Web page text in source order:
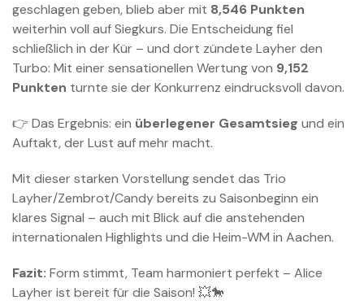
geschlagen geben, blieb aber mit 8,546 Punkten
weiterhin voll auf Siegkurs. Die Entscheidung fiel
schließlich in der Kür – und dort zündete Layher den
Turbo: Mit einer sensationellen Wertung von 9,152
Punkten turnte sie der Konkurrenz eindrucksvoll davon.
👉 Das Ergebnis: ein überlegener Gesamtsieg und ein
Auftakt, der Lust auf mehr macht.
Mit dieser starken Vorstellung sendet das Trio
Layher/Zembrot/Candy bereits zu Saisonbeginn ein
klares Signal – auch mit Blick auf die anstehenden
internationalen Highlights und die Heim-WM in Aachen.
Fazit: Form stimmt, Team harmoniert perfekt – Alice
Layher ist bereit für die Saison! 💥🐎